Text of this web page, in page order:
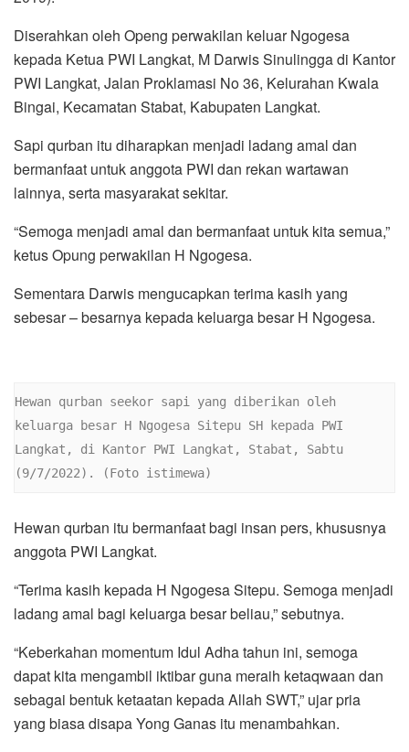
Diserahkan oleh Openg perwakilan keluar Ngogesa
kepada Ketua PWI Langkat, M Darwis Sinulingga di Kantor
PWI Langkat, Jalan Proklamasi No 36, Kelurahan Kwala
Bingai, Kecamatan Stabat, Kabupaten Langkat.
Sapi qurban itu diharapkan menjadi ladang amal dan
bermanfaat untuk anggota PWI dan rekan wartawan
lainnya, serta masyarakat sekitar.
“Semoga menjadi amal dan bermanfaat untuk kita semua,”
ketus Opung perwakilan H Ngogesa.
Sementara Darwis mengucapkan terima kasih yang
sebesar – besarnya kepada keluarga besar H Ngogesa.
Hewan qurban seekor sapi yang diberikan oleh
keluarga besar H Ngogesa Sitepu SH kepada PWI
Langkat, di Kantor PWI Langkat, Stabat, Sabtu
(9/7/2022). (Foto istimewa)
Hewan qurban itu bermanfaat bagi insan pers, khususnya
anggota PWI Langkat.
“Terima kasih kepada H Ngogesa Sitepu. Semoga menjadi
ladang amal bagi keluarga besar beliau,” sebutnya.
“Keberkahan momentum Idul Adha tahun ini, semoga
dapat kita mengambil iktibar guna meraih ketaqwaan dan
sebagai bentuk ketaatan kepada Allah SWT,” ujar pria
yang biasa disapa Yong Ganas itu menambahkan.